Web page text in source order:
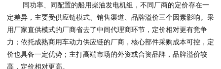
同功率、同配置的船用柴油发电机组，不同厂商的定价存在一
定差异，主要受供应链模式、销售渠道、品牌溢价三个因素影响。采
用厂家直供模式的厂商省去了中间代理商环节，定价相对更有竞争
力；依托成熟商用车动力供应链的厂商，核心部件采购成本可控，定
价也具备一定优势；主打高端市场的外资或合资品牌，品牌溢价较
高，定价相对更高。